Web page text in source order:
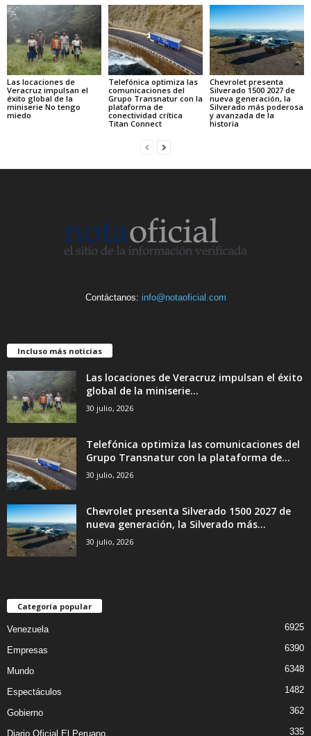
Las locaciones de
Veracruz impulsan el
éxito global de la
miniserie No tengo
miedo
Telefónica optimiza las
comunicaciones del
Grupo Transnatur con la
plataforma de
conectividad crítica
Titan Connect
Chevrolet presenta
Silverado 1500 2027 de
nueva generación, la
Silverado más poderosa
y avanzada de la
historia
Contáctanos: info@notaoficial.com
Incluso más noticias
Las locaciones de Veracruz impulsan el éxito
global de la miniserie...
30 julio, 2026
Telefónica optimiza las comunicaciones del
Grupo Transnatur con la plataforma de...
30 julio, 2026
Chevrolet presenta Silverado 1500 2027 de
nueva generación, la Silverado más...
30 julio, 2026
Categoría popular
Venezuela 6925
Empresas 6390
Mundo 6348
Espectáculos 1482
Gobierno 362
Diario Oficial El Peruano 335